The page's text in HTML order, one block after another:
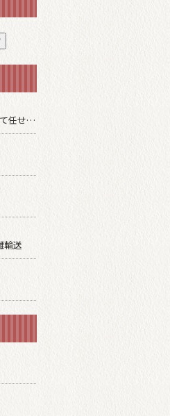
わんにゃんブログ～安心して任せてもらう～
輸送